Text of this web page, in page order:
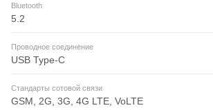
Bluetooth
5.2
Проводное соединение
USB Type-C
Стандарты сотовой связи
GSM, 2G, 3G, 4G LTE, VoLTE